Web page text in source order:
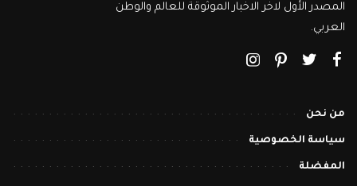
المصدر الأول لاخر الاخبار الموثوقة للعالم والوطن
العربي.
من نحن
سياسة الخصوصية
المفضلة